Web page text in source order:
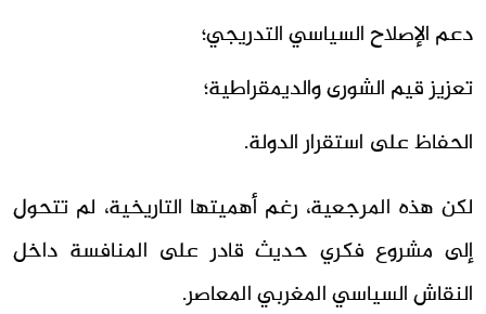
دعم الإصلاح السياسي التدريجي؛
تعزيز قيم الشورى والديمقراطية؛
الحفاظ على استقرار الدولة.
لكن هذه المرجعية، رغم أهميتها التاريخية، لم تتحول
إلى مشروع فكري حديث قادر على المنافسة داخل
النقاش السياسي المغربي المعاصر.